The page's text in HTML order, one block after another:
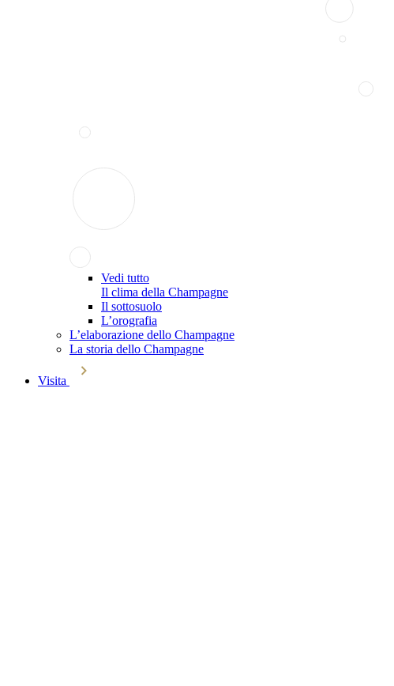
Vedi tutto
Il clima della Champagne
Il sottosuolo
L’orografia
L’elaborazione dello Champagne
La storia dello Champagne
Visita